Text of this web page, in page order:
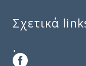
Σχετικά
.